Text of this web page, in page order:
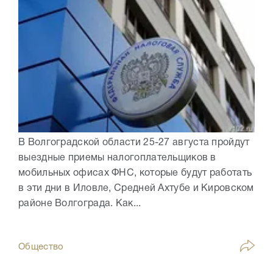
В Волгоградской области 25-27 августа пройдут
выездные приемы налогоплательщиков в
мобильных офисах ФНС, которые будут работать
в эти дни в Иловле, Средней Ахтубе и Кировском
районе Волгограда. Как...
Общество